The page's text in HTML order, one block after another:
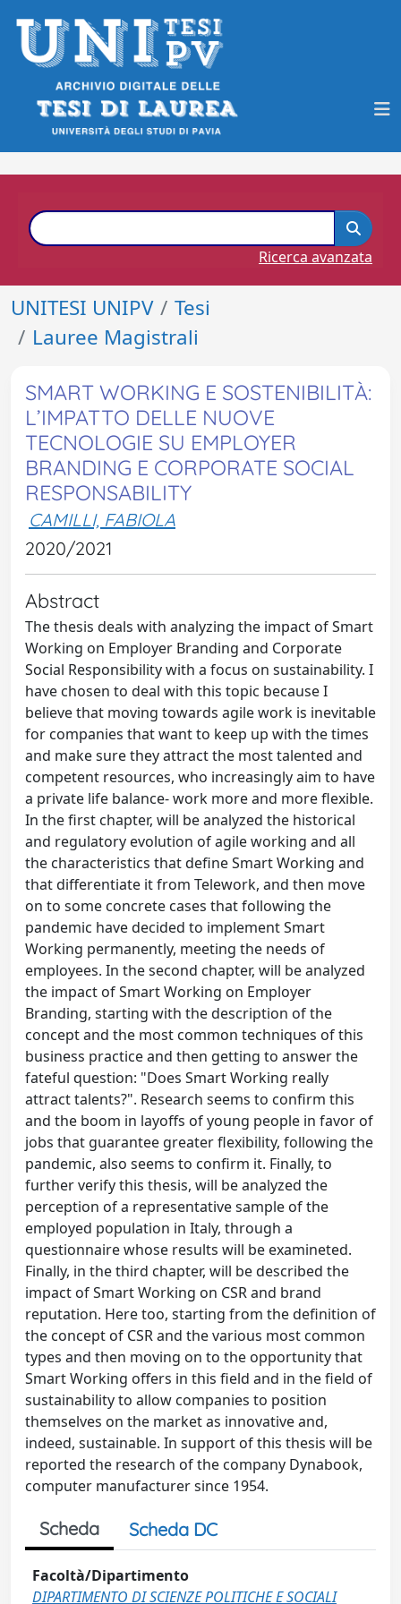
Ricerca avanzata
UNITESI UNIPV
Tesi
Lauree Magistrali
SMART WORKING E SOSTENIBILITÀ:
L’IMPATTO DELLE NUOVE
TECNOLOGIE SU EMPLOYER
BRANDING E CORPORATE SOCIAL
RESPONSABILITY
CAMILLI, FABIOLA
2020/2021
Abstract
The thesis deals with analyzing the impact of Smart
Working on Employer Branding and Corporate
Social Responsibility with a focus on sustainability. I
have chosen to deal with this topic because I
believe that moving towards agile work is inevitable
for companies that want to keep up with the times
and make sure they attract the most talented and
competent resources, who increasingly aim to have
a private life balance- work more and more flexible.
In the first chapter, will be analyzed the historical
and regulatory evolution of agile working and all
the characteristics that define Smart Working and
that differentiate it from Telework, and then move
on to some concrete cases that following the
pandemic have decided to implement Smart
Working permanently, meeting the needs of
employees. In the second chapter, will be analyzed
the impact of Smart Working on Employer
Branding, starting with the description of the
concept and the most common techniques of this
business practice and then getting to answer the
fateful question: "Does Smart Working really
attract talents?". Research seems to confirm this
and the boom in layoffs of young people in favor of
jobs that guarantee greater flexibility, following the
pandemic, also seems to confirm it. Finally, to
further verify this thesis, will be analyzed the
perception of a representative sample of the
employed population in Italy, through a
questionnaire whose results will be examineted.
Finally, in the third chapter, will be described the
impact of Smart Working on CSR and brand
reputation. Here too, starting from the definition of
the concept of CSR and the various most common
types and then moving on to the opportunity that
Smart Working offers in this field and in the field of
sustainability to allow companies to position
themselves on the market as innovative and,
indeed, sustainable. In support of this thesis will be
reported the research of the company Dynabook,
computer manufacturer since 1954.
Scheda Scheda DC
Facoltà/Dipartimento
DIPARTIMENTO DI SCIENZE POLITICHE E SOCIALI